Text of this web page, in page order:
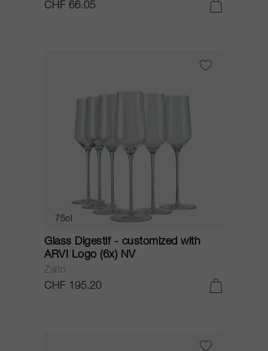
CHF 66.05
75cl
Glass Digestif - customized with
ARVI Logo (6x) NV
Zalto
CHF 195.20